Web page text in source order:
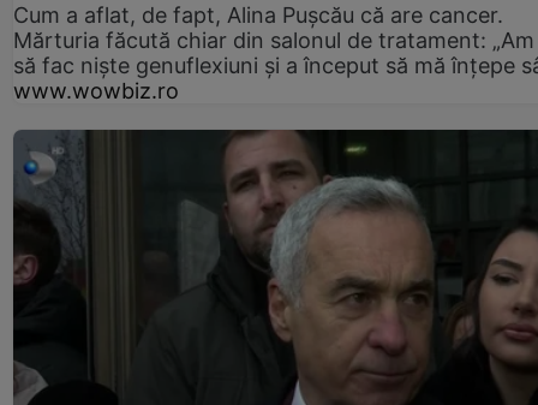
Cum a aflat, de fapt, Alina Pușcău că are cancer.
Mărturia făcută chiar din salonul de tratament:
să fac niște genuflexiuni și a început să mă înțepe
www.wowbiz.ro